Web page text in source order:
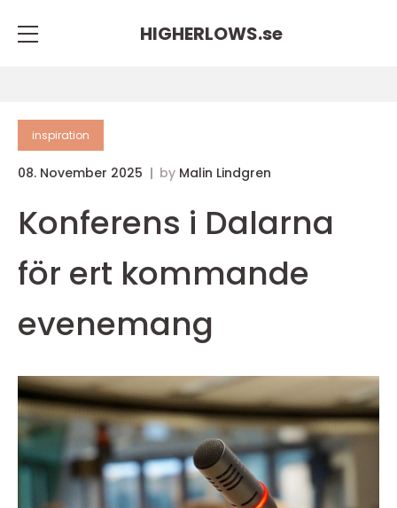
HIGHERLOWS.se
inspiration
08. November 2025 by Malin Lindgren
Konferens i Dalarna
för ert kommande
evenemang